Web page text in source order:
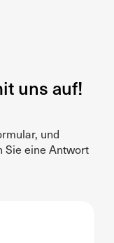
uns auf!
und
Sie eine Antwort